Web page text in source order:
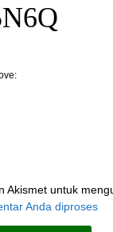
Akismet untuk
Anda diproses